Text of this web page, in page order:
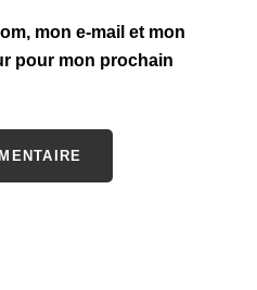
mon e-mail et mon
pour mon prochain